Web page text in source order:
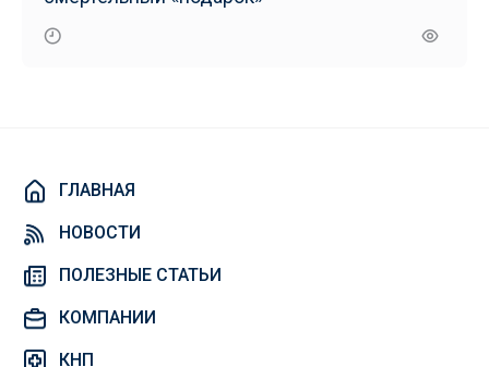
ГЛАВНАЯ
НОВОСТИ
ПОЛЕЗНЫЕ СТАТЬИ
КОМПАНИИ
КНП